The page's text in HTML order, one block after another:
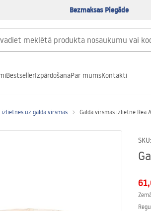
Bezmaksas Piegāde
BestsellerIzpārdošanaPar mumsKontakti
izlietnes uz galda virsmas Galda virsmas izlietne Rea
SKU: